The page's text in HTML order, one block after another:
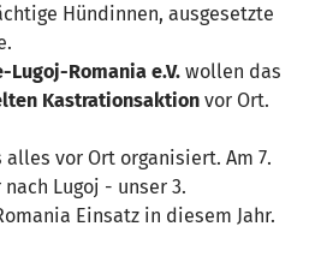
Hündinnen, ausgesetzte
Romania e.V. wollen das
Kastrationsaktion vor Ort.
vor Ort organisiert. Am 7.
Lugoj - unser 3.
Einsatz in diesem Jahr.